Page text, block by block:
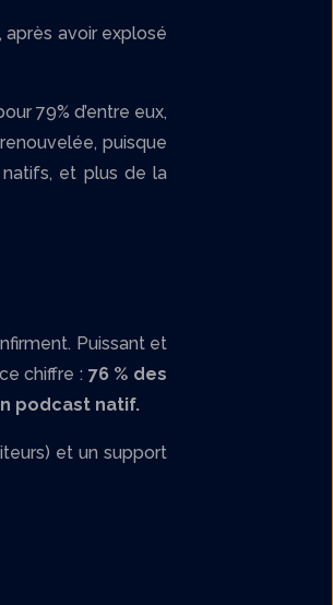
après avoir explosé
79% d’entre eux,
puisque
et plus de la
Puissant et
chiffre : 76 % des
podcast natif.
et un support